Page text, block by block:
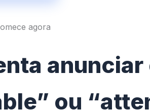
agora
anunciar
ou